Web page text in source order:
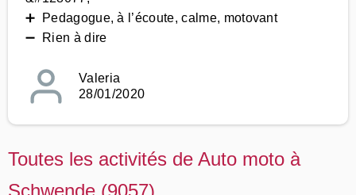
➕ Pedagogue, à l’écoute, calme, motovant
➖ Rien à dire
Valeria
28/01/2020
Toutes les activités de Auto moto à
Schwende (9057)